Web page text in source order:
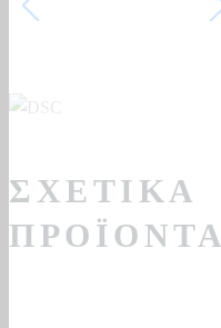
ΣΧΕΤΙΚΆ
ΠΡΟΪΌΝΤΑ